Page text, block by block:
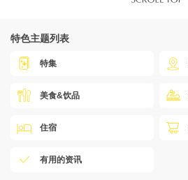
特色主题列表
特集
美食&饮品
住宿
有用的资讯